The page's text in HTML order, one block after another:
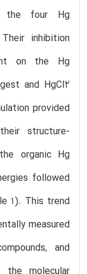
the four Hg
inhibition
on the Hg
and HgCl2
provided
structure-
organic Hg
followed
1). This trend
measured
and